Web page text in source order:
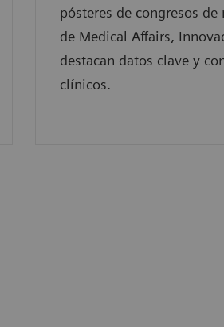
pósteres de congresos
de Medical Affairs,
destacan datos clave y
clínicos.